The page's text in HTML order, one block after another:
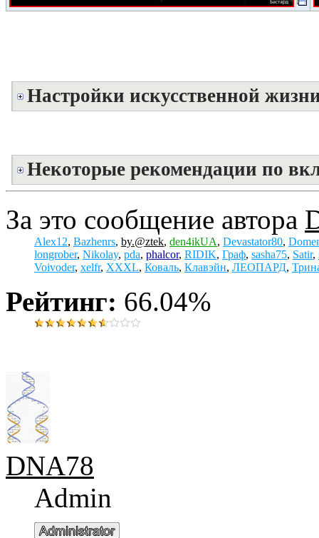
Настройки искусственной
Некоторые рекомендации по
За это сообщение автора
Alex12, Bazhenrs, by.@ztek, den4ikUA, Devastator80,
longrober, Nikolay, pda, phalcor, RIDIK, Граф, sasha75, Satir,
Voivoder, xelfr, XXXL, Коваль, Клавэйн, ЛЕОПАРД,
Рейтинг: 66.04%
DNA78
Admin